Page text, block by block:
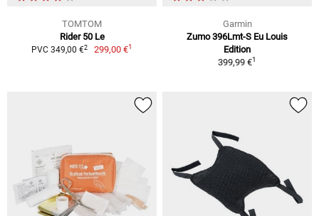
TOMTOM
Rider 50 Le
PVC 349,00 €2 299,00 €1
Garmin
Zumo 396Lmt-S Eu Louis
Edition
399,99 €1